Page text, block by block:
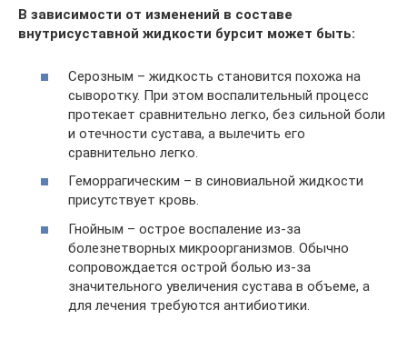
В зависимости от изменений в составе
внутрисуставной жидкости бурсит может быть:
Серозным – жидкость становится похожа на
сыворотку. При этом воспалительный процесс
протекает сравнительно легко, без сильной боли
и отечности сустава, а вылечить его
сравнительно легко.
Геморрагическим – в синовиальной жидкости
присутствует кровь.
Гнойным – острое воспаление из-за
болезнетворных микроорганизмов. Обычно
сопровождается острой болью из-за
значительного увеличения сустава в объеме, а
для лечения требуются антибиотики.